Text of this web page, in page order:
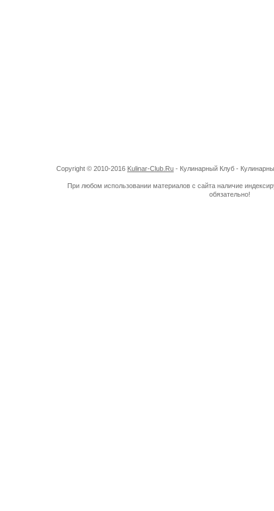
Copyright © 2010-2016 Kulinar-Club.Ru - Кулинарный Клуб -
При любом использовании материалов с сайта наличие
обязательно!